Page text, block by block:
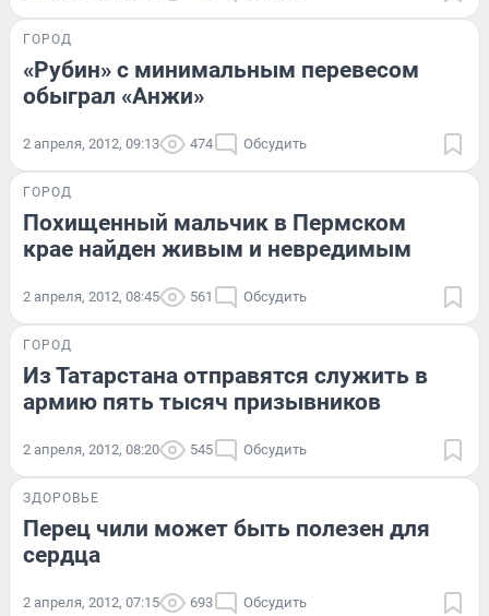
ГОРОД
«Рубин» с минимальным перевесом
обыграл «Анжи»
2 апреля, 2012, 09:13 474 Обсудить
ГОРОД
Похищенный мальчик в Пермском
крае найден живым и невредимым
2 апреля, 2012, 08:45 561 Обсудить
ГОРОД
Из Татарстана отправятся служить в
армию пять тысяч призывников
2 апреля, 2012, 08:20 545 Обсудить
ЗДОРОВЬЕ
Перец чили может быть полезен для
сердца
2 апреля, 2012, 07:15 693 Обсудить